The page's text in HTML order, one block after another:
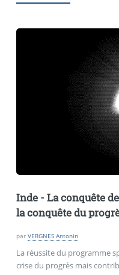
Inde - La conquête
la conquête du
par VERGNES Antonin
La réussite du programme
crise du progrès mais